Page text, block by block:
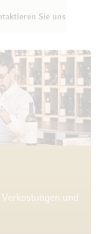
Sie uns
und